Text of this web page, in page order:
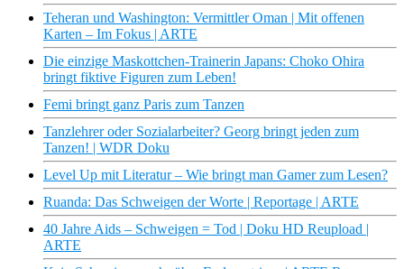
Teheran und Washington: Vermittler Oman | Mit offenen
Karten – Im Fokus | ARTE
Die einzige Maskottchen-Trainerin Japans: Choko Ohira
bringt fiktive Figuren zum Leben!
Femi bringt ganz Paris zum Tanzen
Tanzlehrer oder Sozialarbeiter? Georg bringt jeden zum
Tanzen! | WDR Doku
Level Up mit Literatur – Wie bringt man Gamer zum Lesen?
Ruanda: Das Schweigen der Worte | Reportage | ARTE
40 Jahre Aids – Schweigen = Tod | Doku HD Reupload |
ARTE